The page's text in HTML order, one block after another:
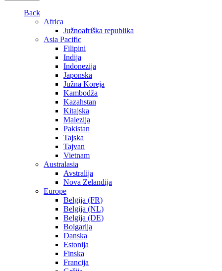
Back
Africa
Južnoafriška republika
Asia Pacific
Filipini
Indija
Indonezija
Japonska
Južna Koreja
Kambodža
Kazahstan
Kitajska
Malezija
Pakistan
Tajska
Tajvan
Vietnam
Australasia
Avstralija
Nova Zelandija
Europe
Belgija (FR)
Belgija (NL)
Belgija (DE)
Bolgarija
Danska
Estonija
Finska
Francija